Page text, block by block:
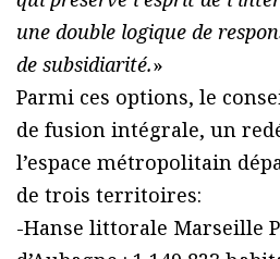
une double logique de
de subsidiarité.»
Parmi ces options, le
de fusion intégrale, un
l’espace métropolitain
de trois territoires:
-Hanse littorale Marseille